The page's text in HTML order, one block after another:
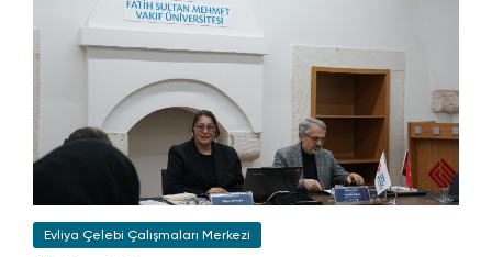
Evliya Çelebi Çalışmaları Merkezi